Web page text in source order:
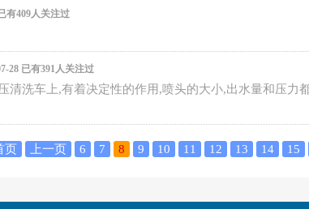
有409人关注过
28 已有391人关注过
清洗车上,有着决定性的作用,喷头的大小,出水量和压力
页 上一页 6 7 8 9 10 11 12 13 14 15